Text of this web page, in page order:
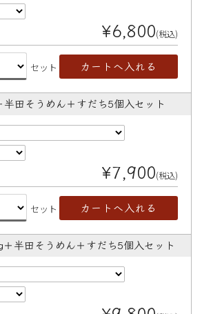
¥6,800(税込)
セット
田そうめん＋すだち5個入セット
¥7,900(税込)
セット
半田そうめん＋すだち5個入セット